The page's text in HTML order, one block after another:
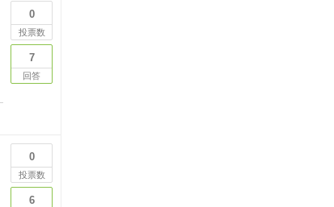
0
投票数
7
回答
0
投票数
6